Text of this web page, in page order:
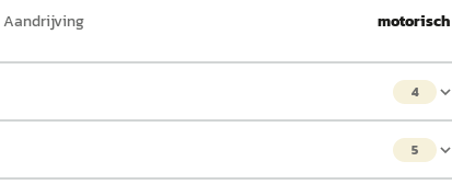
Aandrijving motorisch
4
5